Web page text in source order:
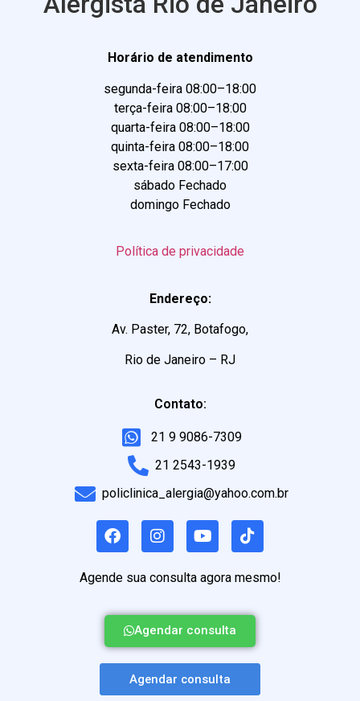
Horário de atendimento
segunda-feira 08:00–18:00
terça-feira 08:00–18:00
quarta-feira 08:00–18:00
quinta-feira 08:00–18:00
sexta-feira 08:00–17:00
sábado Fechado
domingo Fechado
Política de privacidade
Endereço:
Av. Paster, 72, Botafogo,
Rio de Janeiro – RJ
Contato:
21 9 9086-7309
21 2543-1939
policlinica_alergia@yahoo.com.br
Agende sua consulta agora mesmo!
Agendar consulta